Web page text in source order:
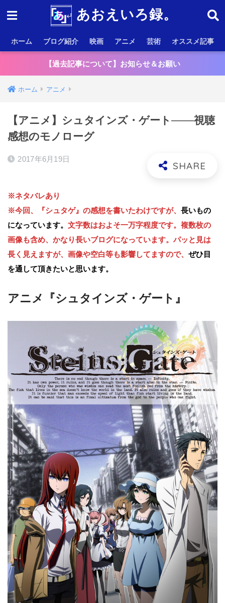
あおえいろ録。
ホーム ブログ紹介 映画 アニメ 芸術 オススメ記事
【過去記事について】お知らせ＆お願い
ホーム アニメ
【アニメ】シュタインズ・ゲート───視聴
感想のモノローグ
2017年6月19日
※ネタバレあり
※今回、『シュタゲ』の感想を書いたわけですが、 長いもの
になっています。 文字数はおよそ一万字程度です。複数枚の
画像も含め、かなり長いブログになっています。パッと見は
長く見えますが、画像や空白等も影響してますので、 ぜひ目
を通して頂きたいと思います。
アニメ『シュタインズ・ゲート』